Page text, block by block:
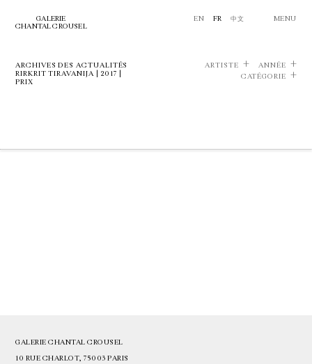
GALERIE
CHANTAL CROUSEL
EN FR 中文 MENU
ARCHIVES DES ACTUALITÉS
RIRKRIT TIRAVANIJA | 2017 |
PRIX
ARTISTE
ANNÉE
CATÉGORIE
GALERIE CHANTAL CROUSEL
10 RUE CHARLOT, 75003 PARIS